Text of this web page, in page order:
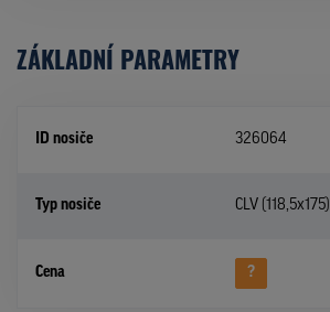
ZÁKLADNÍ PARAMETRY
ID nosiče 326064
Typ nosiče CLV (118,5x175)
Cena ?